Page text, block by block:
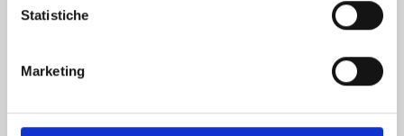
Statistiche
Marketing